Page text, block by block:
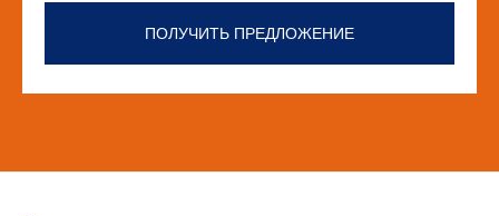
ПОЛУЧИТЬ ПРЕДЛОЖЕНИЕ